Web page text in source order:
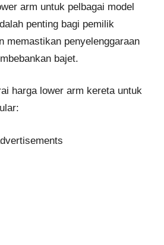
arm untuk pelbagai model
penting bagi pemilik
memastikan penyelenggaraan
bajet.
harga lower arm kereta untuk